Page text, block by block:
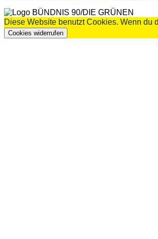
Diese Website benutzt Cookies. Wenn du
Cookies widerrufen